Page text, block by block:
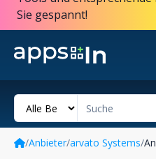
Sie gespannt!
/Anbieter/arvato Systems/